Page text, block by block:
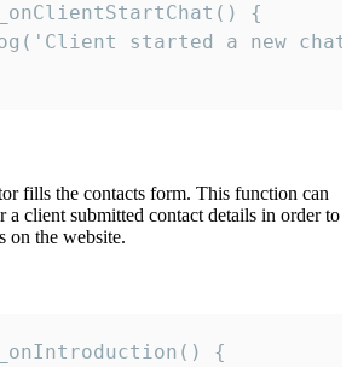
{
started a new
fills the contacts form. This function can
a client submitted contact details in order to
on the website.
{